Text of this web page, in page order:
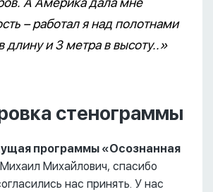
– работал я над полотнами
длину и 3 метра в высоту..»
стенограммы
программы «Осознанная
Михаил Михайлович, спасибо
нас принять. У нас